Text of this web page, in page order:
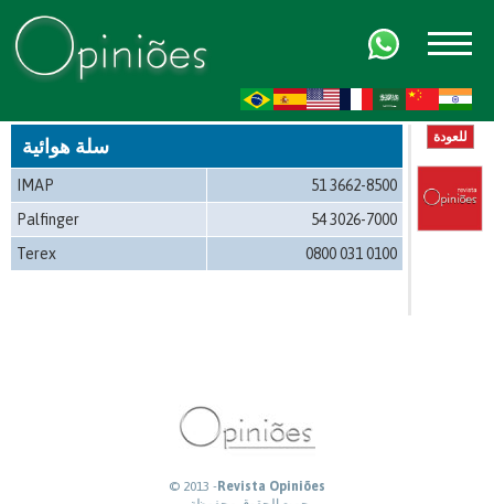
سلة هوائية
IMAP
51 3662-8500
Palfinger
54 3026-7000
Terex
0800 031 0100
للعودة
© 2013 -Revista Opiniões